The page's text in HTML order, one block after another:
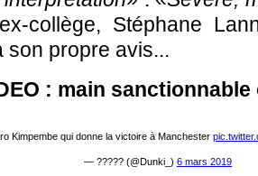
collège, Stéphane
son propre avis...
: main sanctionnable
Kimpembe qui donne la victoire à Manchester
— ????? (@Dunki_) 6 mars 2019